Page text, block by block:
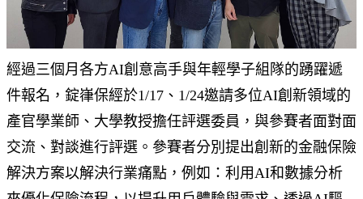
經過三個月各方AI創意高手與年輕學子組隊的踴躍遞
件報名，錠嵂保經於1/17、1/24邀請多位AI創新領域的
產官學業師、大學教授擔任評選委員，與參賽者面對面
交流、對談進行評選。參賽者分別提出創新的金融保險
解決方案以解決行業痛點，例如：利用AI和數據分析